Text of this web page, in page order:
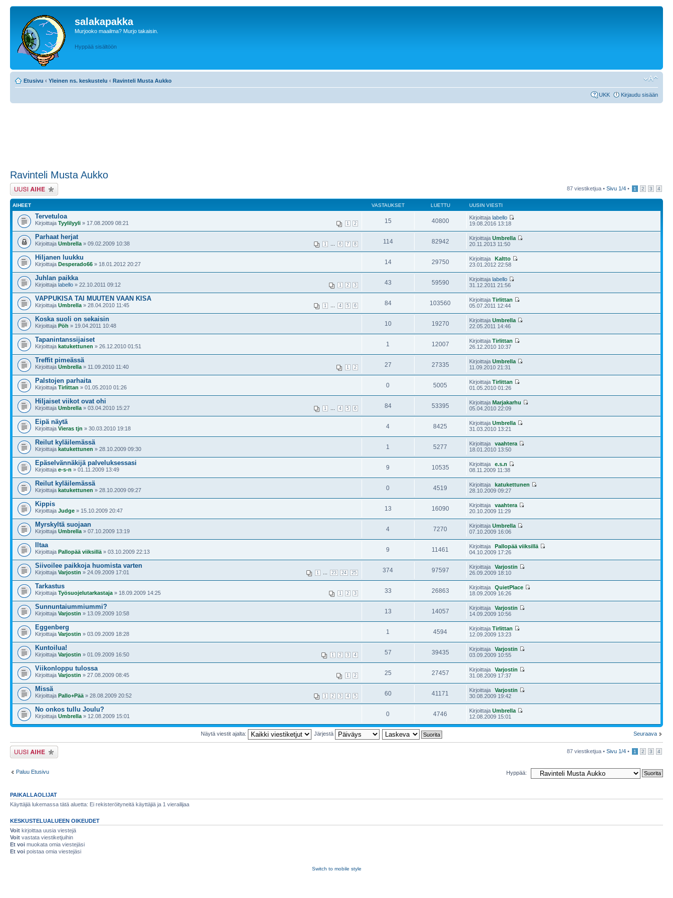
salakapakka
Murjooko maailma? Murjo takaisin.
Hyppää sisältöön
Etusivu ‹ Yleinen ns. keskustelu ‹ Ravinteli Musta Aukko
UKK Kirjaudu sisään
Ravinteli Musta Aukko
Lähetä uusi viesti 87 viestiketjua • Sivu 1/4 • 1 2 3 4
AIHEET VASTAUKSET LUETTU UUSIN VIESTI
Tervetuloa
1 2
Kirjoittaja Tyylilyyli » 17.08.2009 08:21 15 40800 Kirjoittajalabello
19.08.2016 13:18
Parhaat herjat
1 6 7 8
Kirjoittaja Umbrella » 09.02.2009 10:38 114 82942 KirjoittajaUmbrella
20.11.2013 11:50
Hiljanen luukku
Kirjoittaja Desperado66 » 18.01.2012 20:27 14 29750 Kirjoittaja
Kaltto
23.01.2012 22:58
Juhlan paikka
1 2 3
Kirjoittaja labello » 22.10.2011 09:12 43 59590 Kirjoittajalabello
31.12.2011 21:56
VAPPUKISA TAI MUUTEN VAAN KISA
1 4 5 6
Kirjoittaja Umbrella » 28.04.2010 11:45 84 103560 KirjoittajaTirlittan
05.07.2011 12:44
Koska suoli on sekaisin
Kirjoittaja Pöh » 19.04.2011 10:48 10 19270 KirjoittajaUmbrella
22.05.2011 14:46
Tapanintanssijaiset
Kirjoittaja katukettunen » 26.12.2010 01:51 1 12007 KirjoittajaTirlittan
26.12.2010 10:37
Treffit pimeässä
1 2
Kirjoittaja Umbrella » 11.09.2010 11:40 27 27335 KirjoittajaUmbrella
11.09.2010 21:31
Palstojen parhaita
Kirjoittaja Tirlittan » 01.05.2010 01:26 0 5005 KirjoittajaTirlittan
01.05.2010 01:26
Hiljaiset viikot ovat ohi
1 4 5 6
Kirjoittaja Umbrella » 03.04.2010 15:27 84 53395 KirjoittajaMarjakarhu
05.04.2010 22:09
Eipä näytä
Kirjoittaja Vieras tjn » 30.03.2010 19:18 4 8425 KirjoittajaUmbrella
31.03.2010 13:21
Reilut kyläilemässä
Kirjoittaja katukettunen » 28.10.2009 09:30 1 5277 Kirjoittaja
vaahtera
18.01.2010 13:50
Epäselvännäkijä palveluksessasi
Kirjoittaja e-s-n » 01.11.2009 13:49 9 10535 Kirjoittaja
e.s.n
08.11.2009 11:38
Reilut kyläilemässä
Kirjoittaja katukettunen » 28.10.2009 09:27 0 4519 Kirjoittaja
katukettunen
28.10.2009 09:27
Kippis
Kirjoittaja Judge » 15.10.2009 20:47 13 16090 Kirjoittaja
vaahtera
20.10.2009 11:29
Myrskyltä suojaan
Kirjoittaja Umbrella » 07.10.2009 13:19 4 7270 KirjoittajaUmbrella
07.10.2009 16:06
Iltaa
Kirjoittaja Pallopää viiksillä » 03.10.2009 22:13 9 11461 Kirjoittaja
Pallopää viiksillä
04.10.2009 17:26
Siivoilee paikkoja huomista varten
1 23 24 25
Kirjoittaja Varjostin » 24.09.2009 17:01 374 97597 Kirjoittaja
Varjostin
26.09.2009 18:10
Tarkastus
1 2 3
Kirjoittaja Työsuojelutarkastaja » 18.09.2009 14:25 33 26863 Kirjoittaja
QuietPlace
18.09.2009 16:26
Sunnuntaiummiummi?
Kirjoittaja Varjostin » 13.09.2009 10:58 13 14057 Kirjoittaja
Varjostin
14.09.2009 10:56
Eggenberg
Kirjoittaja Varjostin » 03.09.2009 18:28 1 4594 KirjoittajaTirlittan
12.09.2009 13:23
Kuntoilua!
1 2 3 4
Kirjoittaja Varjostin » 01.09.2009 16:50 57 39435 Kirjoittaja
Varjostin
03.09.2009 10:55
Viikonloppu tulossa
1 2
Kirjoittaja Varjostin » 27.08.2009 08:45 25 27457 Kirjoittaja
Varjostin
31.08.2009 17:37
Missä
1 2 3 4 5
Kirjoittaja Pallo+Pää » 28.08.2009 20:52 60 41171 Kirjoittaja
Varjostin
30.08.2009 19:42
No onkos tullu Joulu?
Kirjoittaja Umbrella » 12.08.2009 15:01 0 4746 KirjoittajaUmbrella
12.08.2009 15:01
Seuraava
Näytä viestit ajalta: Järjestä
Lähetä uusi viesti 87 viestiketjua • Sivu 1/4 • 1 2 3 4
Paluu Etusivu Hyppää:
PAIKALLAOLIJAT
Käyttäjiä lukemassa tätä aluetta: Ei rekisteröityneitä käyttäjiä ja 1 vierailijaa
KESKUSTELUALUEEN OIKEUDET
Voit kirjoittaa uusia viestejä
Voit vastata viestiketjuihin
Et voi muokata omia viestejäsi
Et voi poistaa omia viestejäsi
Switch to mobile style